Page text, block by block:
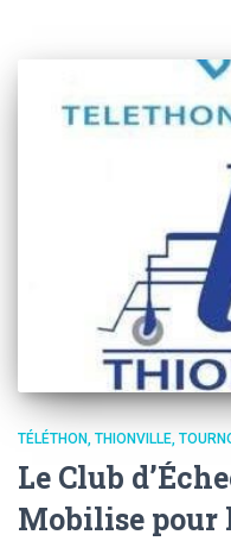
TÉLÉTHON THIONVILLE
Le Club
Mobilise pour